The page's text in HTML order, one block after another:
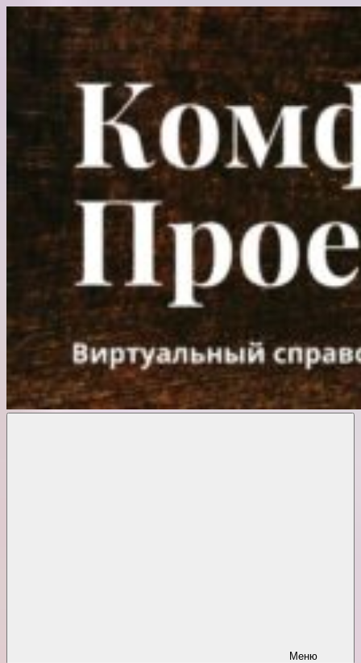
Перейти
содержимому
Меню